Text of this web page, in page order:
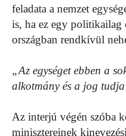
feladata a nemzet
is, ha ez egy politikailag
országban rendkívül
„Az egységet ebben a
alkotmány és a jog
Az interjú végén szóba
minisztereinek